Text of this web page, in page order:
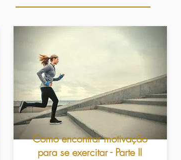
Como encontrar motivação
para se exercitar - Parte II